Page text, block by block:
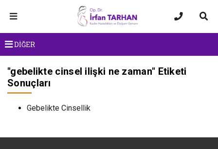
DİĞER
"gebelikte cinsel ilişki ne zaman" Etiketi
Sonuçları
Gebelikte Cinsellik